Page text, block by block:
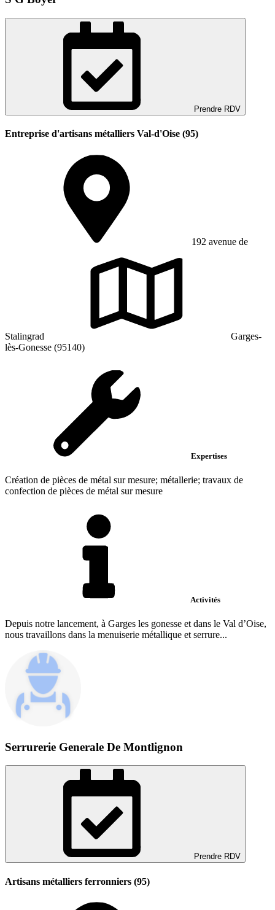
Prendre RDV
Entreprise d'artisans métalliers Val-d'Oise (95)
192 avenue de
Stalingrad
Garges-
lès-Gonesse (95140)
Expertises
Création de pièces de métal sur mesure; métallerie; travaux de
confection de pièces de métal sur mesure
Activités
Depuis notre lancement, à Garges les gonesse et dans le Val d’Oise,
nous travaillons dans la menuiserie métallique et serrure...
Serrurerie Generale De Montlignon
Prendre RDV
Artisans métalliers ferronniers (95)